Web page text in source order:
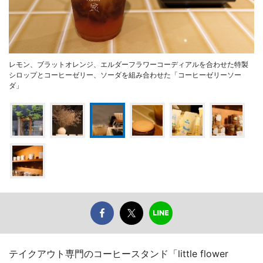
レモン、ブラットオレンジ、エルダーフラワーコーディアルを合わせた特製
シロップとコーヒーゼリー、ソーダを組み合わせた「コーヒーゼリーソー
ダ」
テイクアウト専門のコーヒースタンド「little flower